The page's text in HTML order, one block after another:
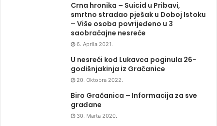
Crna hronika – Suicid u Pribavi,
smrtno stradao pješak u Doboj Istoku
– Više osoba povrijeđeno u 3
saobraćajne nesreće
6. Aprila 2021.
U nesreći kod Lukavca poginula 26-
godišnjakinja iz Gračanice
20. Oktobra 2022.
Biro Gračanica – Informacija za sve
građane
30. Marta 2020.